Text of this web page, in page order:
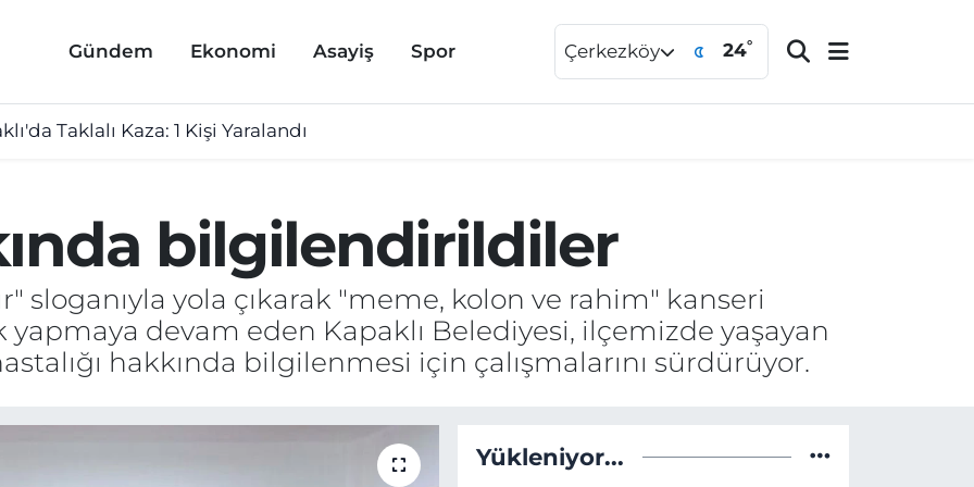
Gündem Ekonomi Asayiş Spor Çerkezköy 24°
Taklalı Kaza: 1 Kişi Yaralandı
bilgilendirildiler
sloganıyla yola çıkarak "meme, kolon ve rahim" kanseri
yapmaya devam eden Kapaklı Belediyesi, ilçemizde yaşayan
hakkında bilgilenmesi için çalışmalarını sürdürüyor.
Yükleniyor...